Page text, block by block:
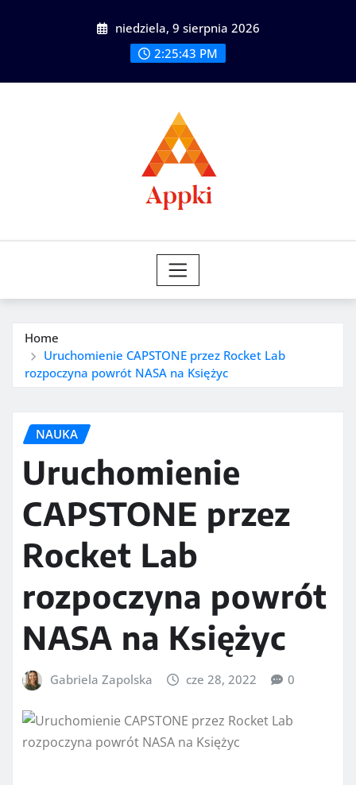
niedziela, 9 sierpnia 2026
2:25:44 PM
Home
Uruchomienie CAPSTONE przez Rocket Lab
rozpoczyna powrót NASA na Księżyc
NAUKA
Uruchomienie
CAPSTONE przez
Rocket Lab
rozpoczyna powrót
NASA na Księżyc
Gabriela Zapolska cze 28, 2022 0